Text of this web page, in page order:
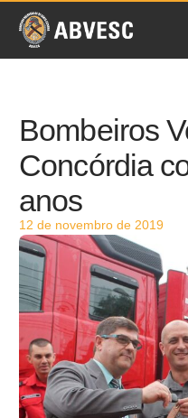
Bombeiros
Concórdia
anos
12 de novembro de 2019